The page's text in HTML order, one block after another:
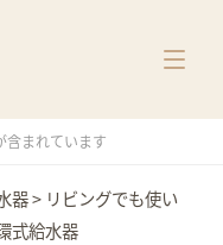
含まれています
器> リビングでも使い
式給水器